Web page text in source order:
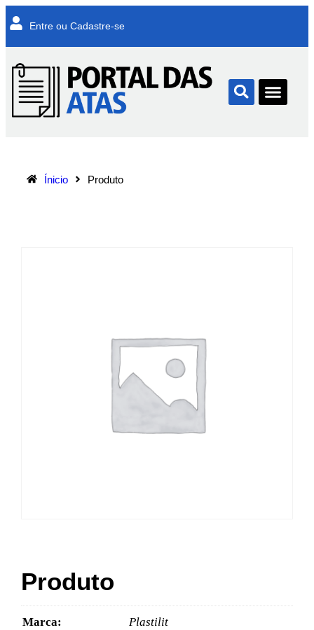
Entre ou Cadastre-se
Ínicio Produto
Produto
Marca: Plastilit